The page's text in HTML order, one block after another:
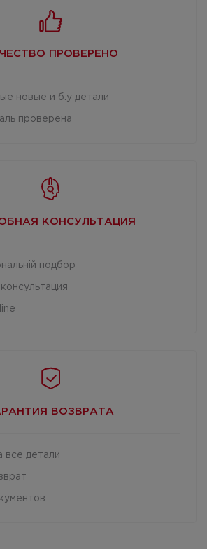
ПРОВЕРЕНО
новые и б.у детали
проверена
КОНСУЛЬТАЦИЯ
подбор
ВОЗВРАТА
все детали